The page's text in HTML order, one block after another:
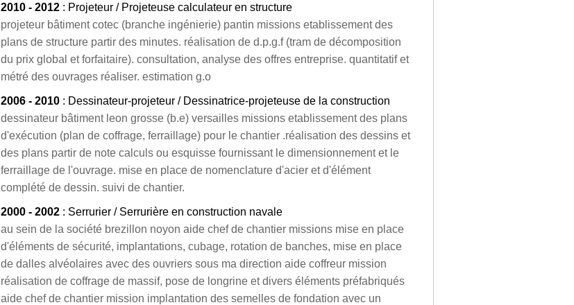
2010 - 2012 : Projeteur / Projeteuse calculateur en structure
projeteur bâtiment cotec (branche ingénierie) pantin missions etablissement des
plans de structure partir des minutes. réalisation de d.p.g.f (tram de décomposition
du prix global et forfaitaire). consultation, analyse des offres entreprise. quantitatif et
métré des ouvrages réaliser. estimation g.o
2006 - 2010 : Dessinateur-projeteur / Dessinatrice-projeteuse de la construction
dessinateur bâtiment leon grosse (b.e) versailles missions etablissement des plans
d'exécution (plan de coffrage, ferraillage) pour le chantier .réalisation des dessins et
des plans partir de note calculs ou esquisse fournissant le dimensionnement et le
ferraillage de l'ouvrage. mise en place de nomenclature d'acier et d'élément
complété de dessin. suivi de chantier.
2000 - 2002 : Serrurier / Serrurière en construction navale
au sein de la société brezillon noyon aide chef de chantier missions mise en place
d'éléments de sécurité, implantations, cubage, rotation de banches, mise en place
de dalles alvéolaires avec des ouvriers sous ma direction aide coffreur mission
réalisation de coffrage de massif, pose de longrine et divers éléments préfabriqués
aide chef de chantier mission implantation des semelles de fondation avec un